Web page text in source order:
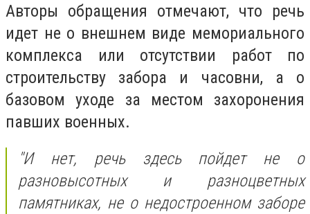
Авторы обращения отмечают, что речь
идет не о внешнем виде мемориального
комплекса или отсутствии работ по
строительству забора и часовни, а о
базовом уходе за местом захоронения
павших военных.
"И нет, речь здесь пойдет не о
разновысотных и разноцветных
памятниках, не о недостроенном заборе